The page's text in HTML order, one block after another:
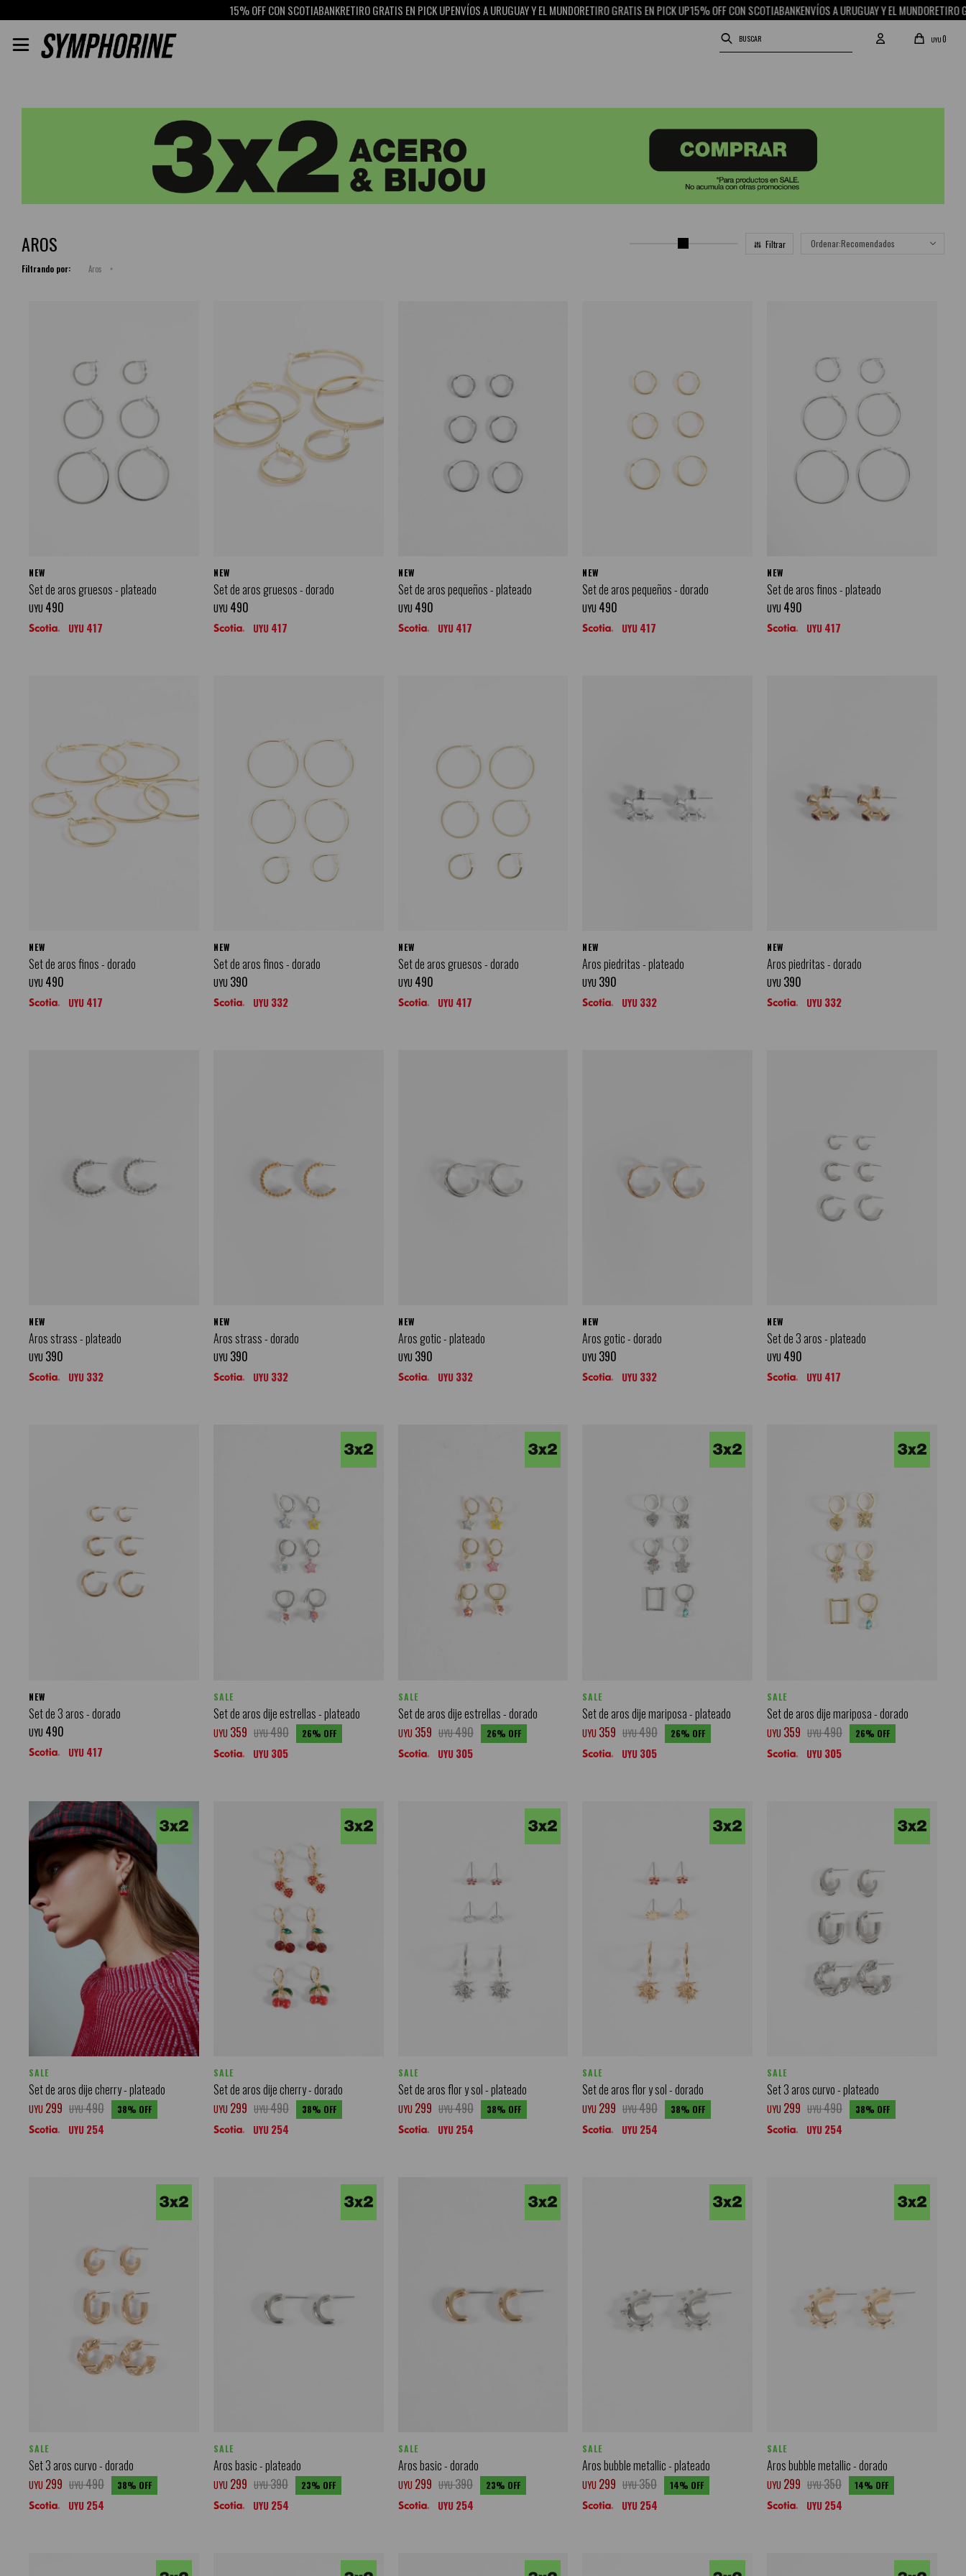
15% OFF CON SCOTIABANKRETIRO GRATIS EN PICK UPENVÍOS A URUGUAY Y EL MUNDORETIRO GRATIS EN PICK UP15% OFF CON SCOTIABANKENVÍOS A URUGUAY Y EL MUNDORETIRO GRATIS
UYU0

AROS Recomendados
Filtrando por: Aros
NEW
Set de aros gruesos - plateado
UYU 490
UYU 417
NEW
Set de aros gruesos - dorado
UYU 490
UYU 417
NEW
Set de aros pequeños - plateado
UYU 490
UYU 417
NEW
Set de aros pequeños - dorado
UYU 490
UYU 417
NEW
Set de aros finos - plateado
UYU 490
UYU 417
NEW
Set de aros finos - dorado
UYU 490
UYU 417
NEW
Set de aros finos - dorado
UYU 390
UYU 332
NEW
Set de aros gruesos - dorado
UYU 490
UYU 417
NEW
Aros piedritas - plateado
UYU 390
UYU 332
NEW
Aros piedritas - dorado
UYU 390
UYU 332
NEW
Aros strass - plateado
UYU 390
UYU 332
NEW
Aros strass - dorado
UYU 390
UYU 332
NEW
Aros gotic - plateado
UYU 390
UYU 332
NEW
Aros gotic - dorado
UYU 390
UYU 332
NEW
Set de 3 aros - plateado
UYU 490
UYU 417
NEW
Set de 3 aros - dorado
UYU 490
UYU 417
SALE
Set de aros dije estrellas - plateado
UYU 359 UYU490 26
UYU 305
SALE
Set de aros dije estrellas - dorado
UYU 359 UYU490 26
UYU 305
SALE
Set de aros dije mariposa - plateado
UYU 359 UYU490 26
UYU 305
SALE
Set de aros dije mariposa - dorado
UYU 359 UYU490 26
UYU 305
SALE
Set de aros dije cherry - plateado
UYU 299 UYU490 38
UYU 254
SALE
Set de aros dije cherry - dorado
UYU 299 UYU490 38
UYU 254
SALE
Set de aros flor y sol - plateado
UYU 299 UYU490 38
UYU 254
SALE
Set de aros flor y sol - dorado
UYU 299 UYU490 38
UYU 254
SALE
Set 3 aros curvo - plateado
UYU 299 UYU490 38
UYU 254
SALE
Set 3 aros curvo - dorado
UYU 299 UYU490 38
UYU 254
SALE
Aros basic - plateado
UYU 299 UYU390 23
UYU 254
SALE
Aros basic - dorado
UYU 299 UYU390 23
UYU 254
SALE
Aros bubble metallic - plateado
UYU 299 UYU350 14
UYU 254
SALE
Aros bubble metallic - dorado
UYU 299 UYU350 14
UYU 254